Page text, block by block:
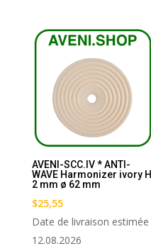
AVENI-SCC.IV * ANTI-
WAVE Harmonizer ivory H
2 mm ø 62 mm
$25,55
Date de livraison estimée
12.08.2026